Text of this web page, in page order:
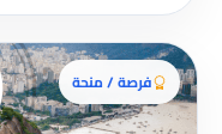
فرصة / منحة